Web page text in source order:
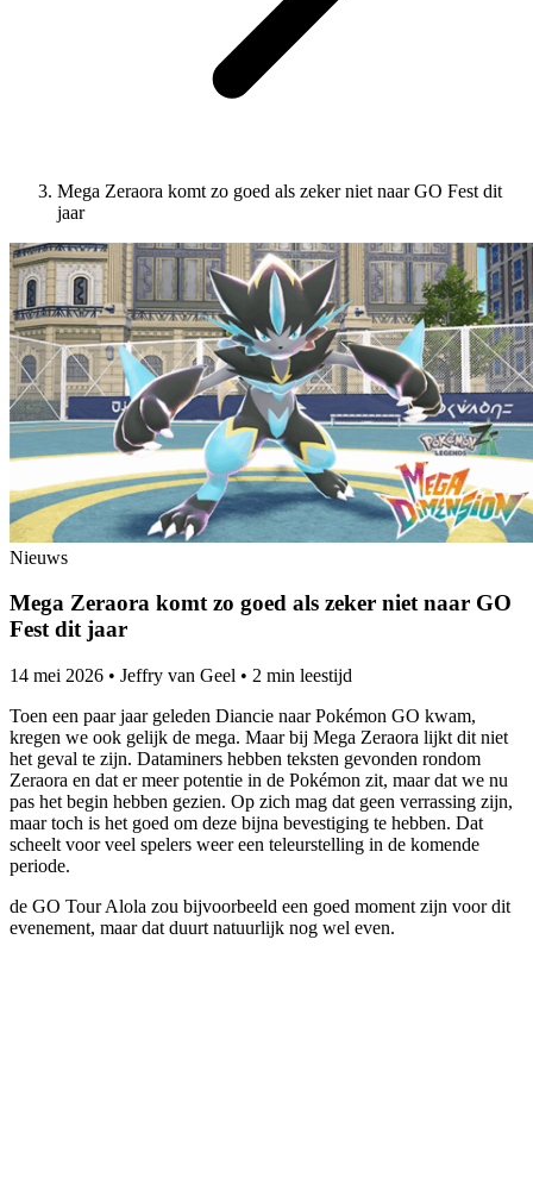
Mega Zeraora komt zo goed als zeker niet naar GO Fest dit
jaar
Nieuws
Mega Zeraora komt zo goed als zeker niet naar GO
Fest dit jaar
14 mei 2026 • Jeffry van Geel • 2 min leestijd
Toen een paar jaar geleden Diancie naar Pokémon GO kwam,
kregen we ook gelijk de mega. Maar bij Mega Zeraora lijkt dit niet
het geval te zijn. Dataminers hebben teksten gevonden rondom
Zeraora en dat er meer potentie in de Pokémon zit, maar dat we nu
pas het begin hebben gezien. Op zich mag dat geen verrassing zijn,
maar toch is het goed om deze bijna bevestiging te hebben. Dat
scheelt voor veel spelers weer een teleurstelling in de komende
periode.
de GO Tour Alola zou bijvoorbeeld een goed moment zijn voor dit
evenement, maar dat duurt natuurlijk nog wel even.